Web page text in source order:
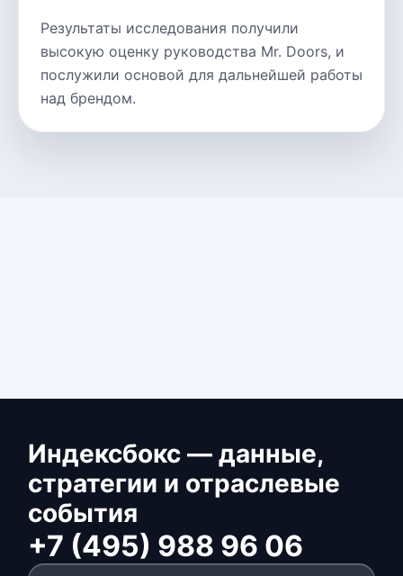
Результаты исследования получили
высокую оценку руководства Mr. Doors, и
послужили основой для дальнейшей работы
над брендом.
Индексбокс — данные,
стратегии и отраслевые
события
+7 (495) 988 96 06